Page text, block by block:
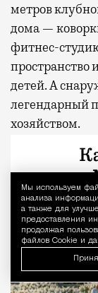
Мы используем
анализа
а также для
предоставления
продолжая
файлов Cookie и
метров
дома —
фитнес-
пространство
детей. А
легендарный
хозяйством.